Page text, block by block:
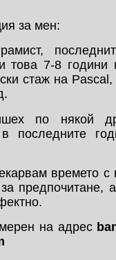
за мен:
това 7-8
стаж на
по някой
последните
времето с
предпочитане,
на адрес